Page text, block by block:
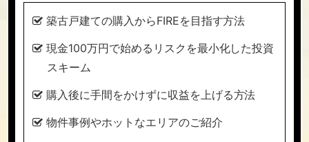
築古戸建ての購入からFIREを目指す方法
現金100万円で始めるリスクを最小化した投資
スキーム
購入後に手間をかけずに収益を上げる方法
物件事例やホットなエリアのご紹介